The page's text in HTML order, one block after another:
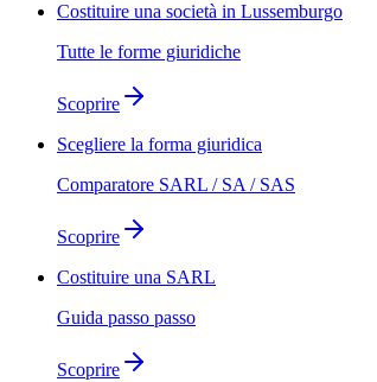
Costituire una società in Lussemburgo
Tutte le forme giuridiche
Scoprire
Scegliere la forma giuridica
Comparatore SARL / SA / SAS
Scoprire
Costituire una SARL
Guida passo passo
Scoprire